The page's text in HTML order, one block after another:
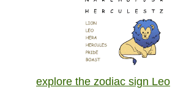
explore the zodiac sign Leo